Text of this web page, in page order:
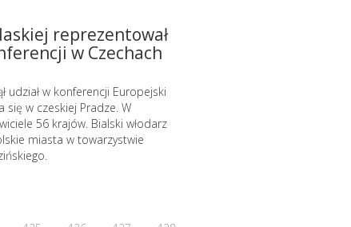
reprezentował
w Czechach
udział w konferencji Europejski
się w czeskiej Pradze. W
56 krajów. Bialski włodarz
miasta w towarzystwie